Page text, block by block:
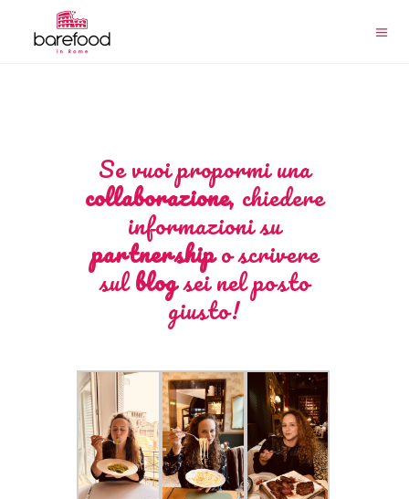
Se vuoi propormi una
collaborazione, chiedere
informazioni su
partnershipo scrivere
sulblogsei nel posto
giusto!